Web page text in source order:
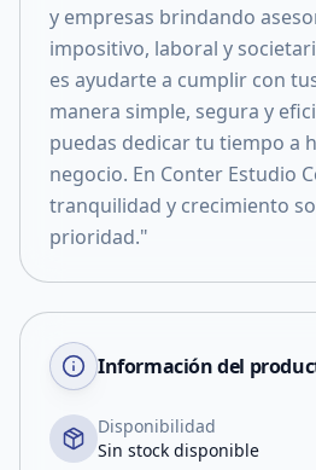
y empresas brindando
impositivo, laboral y
es ayudarte a cumplir con
manera simple, segura y
puedas dedicar tu tiempo a
negocio. En Conter Estudio
tranquilidad y crecimiento
prioridad."
Información del
Disponibilidad
Sin stock disponible